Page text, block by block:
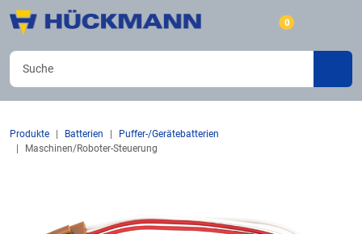
0
Produkte Batterien
Puffer-/Gerätebatterien
Maschinen/Roboter-Steuerung